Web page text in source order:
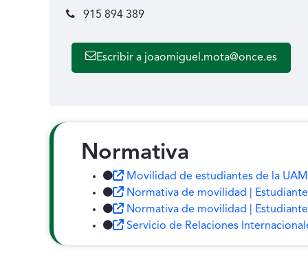
915 894 389
Escribir a joaomiguel.mota@once.es
Normativa
Movilidad de estudiantes de la UAM
Normativa de movilidad |
Normativa de movilidad |
Servicio de Relaciones